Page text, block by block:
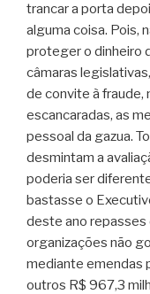
trancar a porta
alguma coisa. Pois,
proteger o dinheiro
câmaras
de convite à fraude,
escancaradas, as
pessoal da gazua.
desmintam a
poderia ser
bastasse o
deste ano repasses
organizações não
mediante emendas
outros R$ 967,3